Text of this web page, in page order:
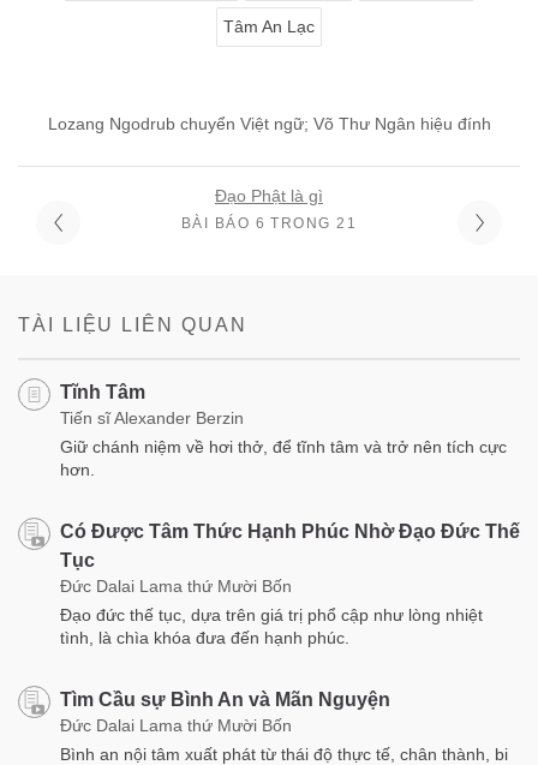
Tâm An Lạc
Lozang Ngodrub chuyển Việt ngữ; Võ Thư Ngân hiệu đính
Đạo Phật là gì
BÀI BÁO 6 TRONG 21
TÀI LIỆU LIÊN QUAN
Tĩnh Tâm
Tiến sĩ Alexander Berzin
Giữ chánh niệm về hơi thở, để tĩnh tâm và trở nên tích cực
hơn.
Có Được Tâm Thức Hạnh Phúc Nhờ Đạo Đức Thế
Tục
Đức Dalai Lama thứ Mười Bốn
Đạo đức thế tục, dựa trên giá trị phổ cập như lòng nhiệt
tình, là chìa khóa đưa đến hạnh phúc.
Tìm Cầu sự Bình An và Mãn Nguyện
Đức Dalai Lama thứ Mười Bốn
Bình an nội tâm xuất phát từ thái độ thực tế, chân thành, bi